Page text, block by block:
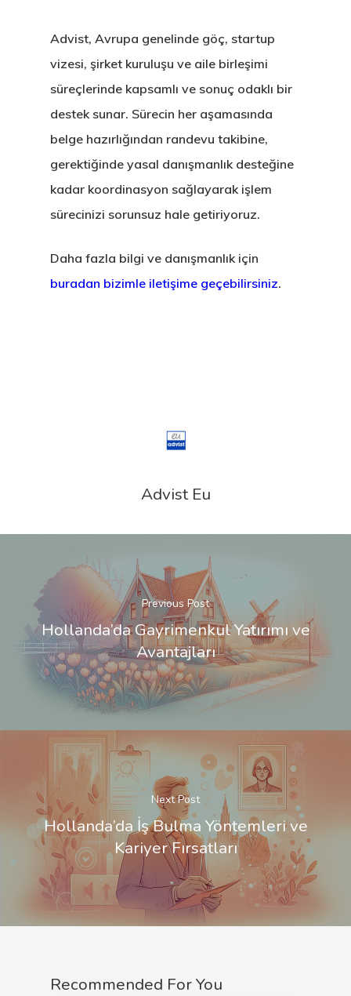
Advist, Avrupa genelinde göç, startup
vizesi, şirket kuruluşu ve aile birleşimi
süreçlerinde kapsamlı ve sonuç odaklı bir
destek sunar. Sürecin her aşamasında
belge hazırlığından randevu takibine,
gerektiğinde yasal danışmanlık desteğine
kadar koordinasyon sağlayarak işlem
sürecinizi sorunsuz hale getiriyoruz.
Daha fazla bilgi ve danışmanlık için
buradan bizimle iletişime geçebilirsiniz.
Advist Eu
Previous Post
Hollanda’da Gayrimenkul Yatırımı ve
Avantajları
Next Post
Hollanda’da İş Bulma Yöntemleri ve
Kariyer Fırsatları
Recommended For You